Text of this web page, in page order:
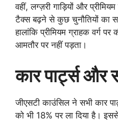
वहीं, लग्ज़री गाड़ियों और
टैक्स बढ़ने से कुछ चुनौतियों का
हालांकि प्रीमियम ग्राहक वर्ग
आमतौर पर नहीं पड़ता।
कार पार्ट्स और
जीएसटी काउंसिल ने सभी कार
को भी 18% पर ला दिया है।